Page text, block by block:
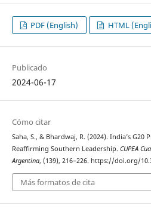
PDF (English) HTML
Publicado
2024-06-17
Cómo citar
Saha, S., & Bhardwaj, R. (2024). India’s G20
Reaffirming Southern Leadership. CUPEA
Argentina, (139), 216–226. https://doi.org/
Más formatos de cita